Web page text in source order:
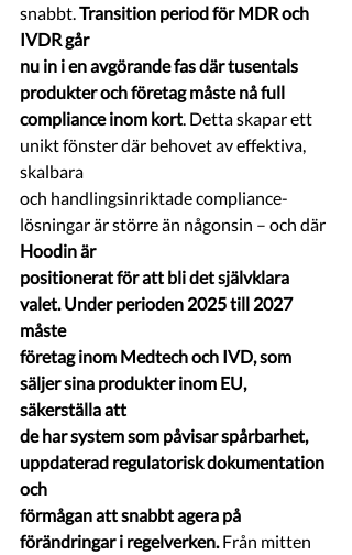
snabbt. Transition period för MDR och
IVDR går
nu in i en avgörande fas där tusentals
produkter och företag måste nå full
compliance inom kort . Detta skapar ett
unikt fönster där behovet av effektiva,
skalbara
och handlingsinriktade compliance-
lösningar är större än någonsin – och där
Hoodin är
positionerat för att bli det självklara
valet. Under perioden 2025 till 2027
måste
företag inom Medtech och IVD, som
säljer sina produkter inom EU,
säkerställa att
de har system som påvisar spårbarhet,
uppdaterad regulatorisk dokumentation
och
förmågan att snabbt agera på
förändringar i regelverken. Från mitten